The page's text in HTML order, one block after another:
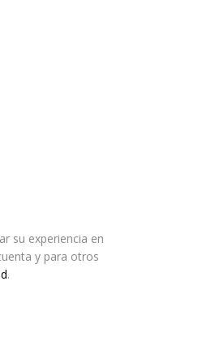
su experiencia en
y para otros
.